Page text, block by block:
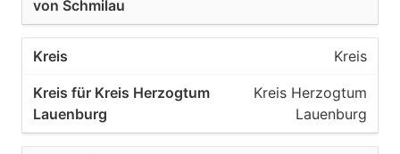
Kreis
Kreis Herzogtum
Lauenburg